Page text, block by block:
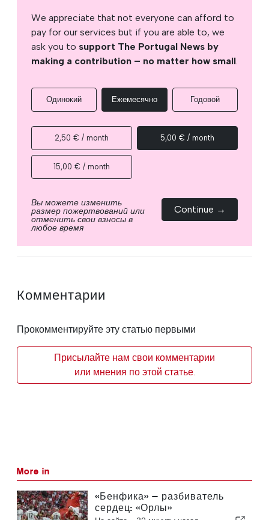
We appreciate that not everyone can afford to
pay for our services but if you are able to, we
ask you to support The Portugal News by
making a contribution – no matter how small.
Одинокий Ежемесячно Годовой
2,50 € / month 5,00 € / month
15,00 € / month
Вы можете изменить
размер пожертвований или
отменить свои взносы в
любое время
Continue →
Комментарии
Прокомментируйте эту статью первыми
Присылайте нам свои комментарии
или мнения по этой статье.
More in
«Бенфика» — разбиватель
сердец: «Орлы»